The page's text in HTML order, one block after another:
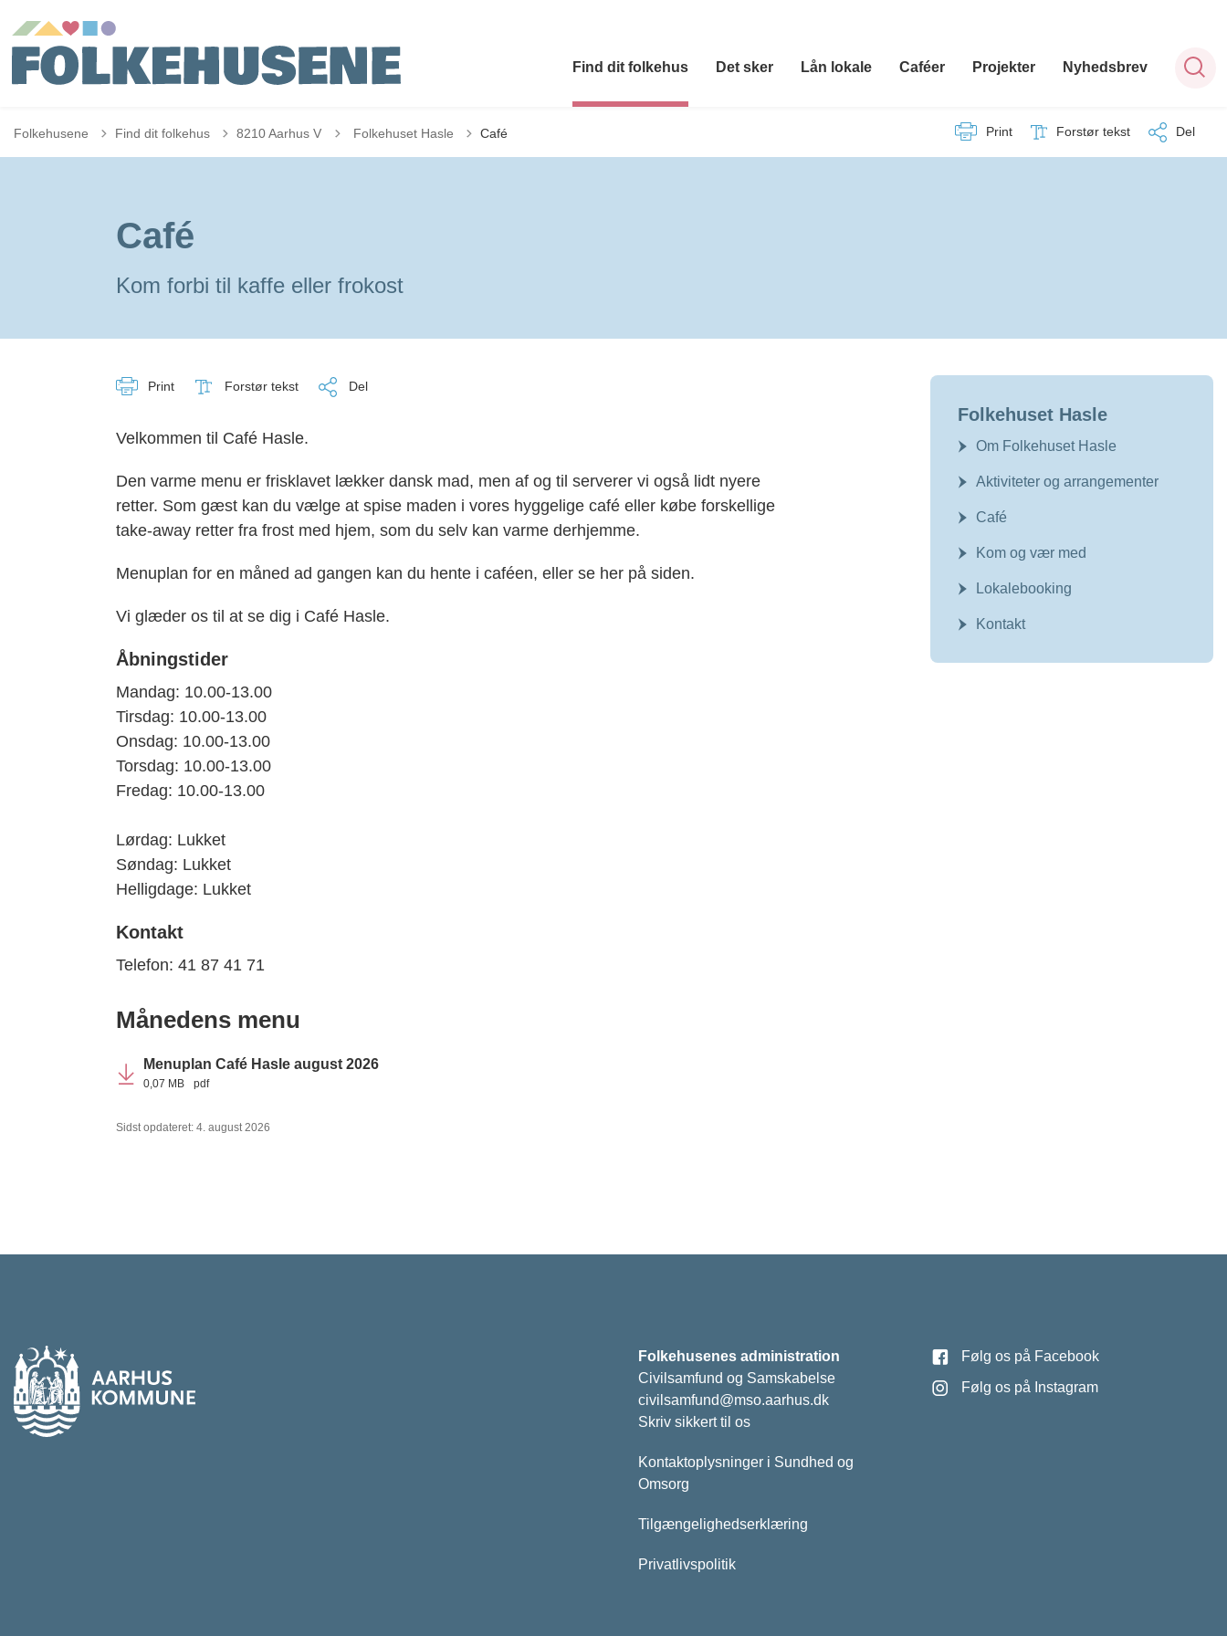
Find dit folkehus Det sker Lån lokale Caféer Projekter Nyhedsbrev
Folkehusene Find dit folkehus 8210 Aarhus V Tilbage til
Folkehuset Hasle Café Print Forstør tekst Del
Café
Kom forbi til kaffe eller frokost
Print Forstør tekst Del
Velkommen til Café Hasle.
Den varme menu er frisklavet lækker dansk mad, men af og til serverer vi også lidt nyere
retter. Som gæst kan du vælge at spise maden i vores hyggelige café eller købe forskellige
take-away retter fra frost med hjem, som du selv kan varme derhjemme.
Menuplan for en måned ad gangen kan du hente i caféen, eller se her på siden.
Vi glæder os til at se dig i Café Hasle.
Åbningstider
Mandag: 10.00-13.00
Tirsdag: 10.00-13.00
Onsdag: 10.00-13.00
Torsdag: 10.00-13.00
Fredag: 10.00-13.00
Lørdag: Lukket
Søndag: Lukket
Helligdage: Lukket
Kontakt
Telefon: 41 87 41 71
Månedens menu
Menuplan Café Hasle august 2026
0,07 MB pdf
Folkehuset Hasle
Om Folkehuset Hasle
Aktiviteter og arrangementer
Café
Kom og vær med
Lokalebooking
Kontakt
Sidst opdateret: 4. august 2026
Folkehusenes administration
Civilsamfund og Samskabelse
civilsamfund@mso.aarhus.dk
Skriv sikkert til os
Kontaktoplysninger i Sundhed og
Omsorg
Tilgængelighedserklæring
Privatlivspolitik
Følg os på Facebook
Følg os på Instagram